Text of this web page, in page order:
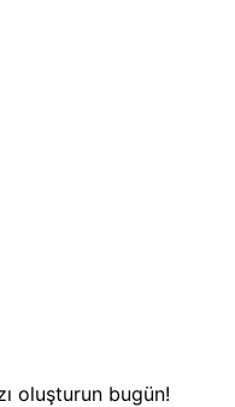
oluşturun bugün!